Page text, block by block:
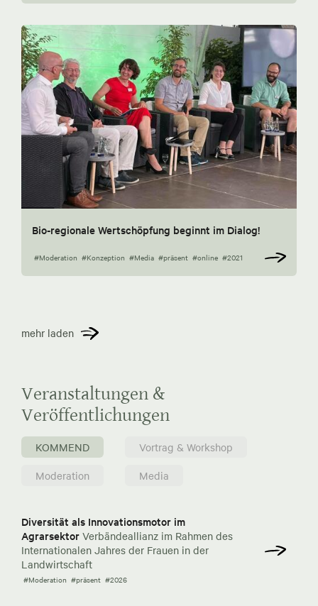
Bio-regionale Wertschöpfung beginnt im Dialog!
#Moderation #Konzeption #Media #präsent #online #2021
mehr laden
Veranstaltungen &
Veröffentlichungen
KOMMEND
Vortrag & Workshop
Moderation
Media
Diversität als Innovationsmotor im
Agrarsektor Verbändeallianz im Rahmen des
Internationalen Jahres der Frauen in der
Landwirtschaft
#Moderation #präsent #2026